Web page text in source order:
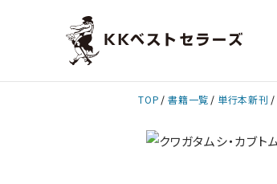
TOP 書籍一覧 単行本新刊